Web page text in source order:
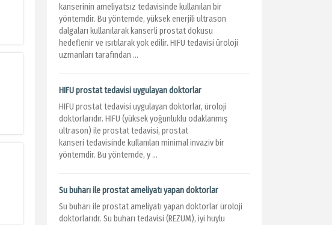
kanserinin ameliyatsız tedavisinde kullanılan bir
yöntemdir. Bu yöntemde, yüksek enerjili ultrason
dalgaları kullanılarak kanserli prostat dokusu
hedeflenir ve ısıtılarak yok edilir. HIFU tedavisi üroloji
uzmanları tarafından ...
HIFU prostat tedavisi uygulayan doktorlar
HIFU prostat tedavisi uygulayan doktorlar, üroloji
doktorlarıdır. HIFU (yüksek yoğunluklu odaklanmış
ultrason) ile prostat tedavisi, prostat
kanseri tedavisinde kullanılan minimal invaziv bir
yöntemdir. Bu yöntemde, y ...
Su buharı ile prostat ameliyatı yapan doktorlar
Su buharı ile prostat ameliyatı yapan doktorlar üroloji
doktorlarıdr. Su buharı tedavisi (REZUM), iyi huylu